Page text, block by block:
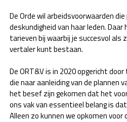
De Orde wil arbeidsvoorwaarden
deskundigheid van haar leden. Daar
tarieven bij waarbij je succesvol
vertaler kunt bestaan.
De ORT&V is in 2020 opgericht
die naar aanleiding van de plannen
het besef zijn gekomen dat het
ons vak van essentieel belang is
Alleen zo kunnen we opkomen voor